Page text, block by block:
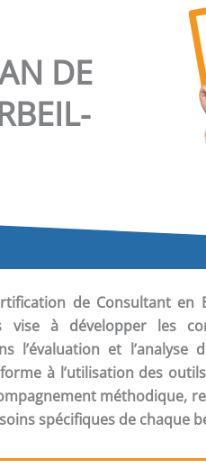
DE
de Consultant en
vise à développer les
l’évaluation et
à l’utilisation des
méthodique,
spécifiques de chaque